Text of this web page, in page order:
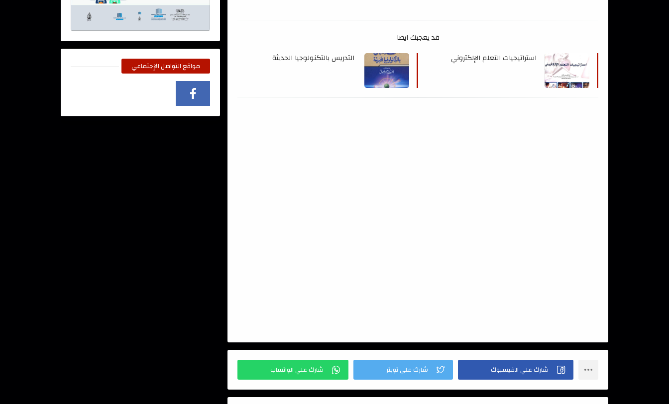
قد يعجبك ايضا
استراتيجيات التعلم الإلكتروني
التدريس بالتكنولوجيا الحديثة
مواقع التواصل الإجتماعي